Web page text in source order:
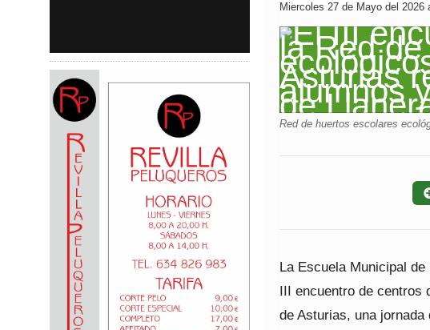
Miercoles 27 de Mayo del 2026
Red de huertos escolares
La Escuela Municipal
III encuentro de centros
de Asturias, una